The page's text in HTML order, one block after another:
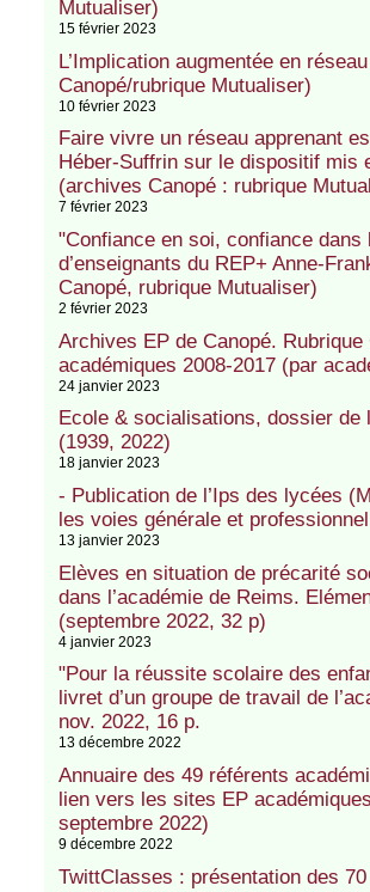
Mutualiser)
15 février 2023
L’Implication augmentée en
Canopé/rubrique Mutualiser)
10 février 2023
Faire vivre un réseau apprenant
Héber-Suffrin sur le dispositif mis
(archives Canopé : rubrique
7 février 2023
"Confiance en soi, confiance
d’enseignants du REP+ Anne-
Canopé, rubrique Mutualiser)
2 février 2023
Archives EP de Canopé.
académiques 2008-2017 (par
24 janvier 2023
Ecole & socialisations, dossier
(1939, 2022)
18 janvier 2023
- Publication de l’Ips des lycées
les voies générale et
13 janvier 2023
Elèves en situation de précarité
dans l’académie de Reims.
(septembre 2022, 32 p)
4 janvier 2023
"Pour la réussite scolaire des
livret d’un groupe de travail de
nov. 2022, 16 p.
13 décembre 2022
Annuaire des 49 référents
lien vers les sites EP
septembre 2022)
9 décembre 2022
TwittClasses : présentation des